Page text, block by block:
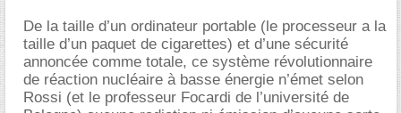
De la taille d’un ordinateur portable (le processeur a la
taille d’un paquet de cigarettes) et d’une sécurité
annoncée comme totale, ce système révolutionnaire
de réaction nucléaire à basse énergie n’émet selon
Rossi (et le professeur Focardi de l’université de